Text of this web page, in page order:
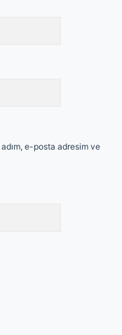
e-posta adresim ve